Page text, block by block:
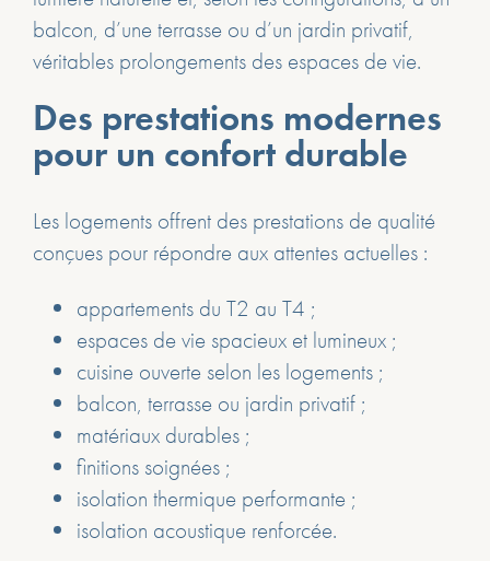
balcon, d’une terrasse ou d’un jardin privatif,
véritables prolongements des espaces de vie.
Des prestations modernes
pour un confort durable
Les logements offrent des prestations de qualité
conçues pour répondre aux attentes actuelles :
appartements du T2 au T4 ;
espaces de vie spacieux et lumineux ;
cuisine ouverte selon les logements ;
balcon, terrasse ou jardin privatif ;
matériaux durables ;
finitions soignées ;
isolation thermique performante ;
isolation acoustique renforcée.